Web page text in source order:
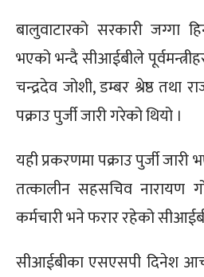
बालुवाटारको सरकारी जग्गा
भएको भन्दै सीआईबीले
चन्द्रदेव जोशी, डम्बर श्रेष्ठ तथा
पक्राउ पुर्जी जारी गरेको थियो ।
यही प्रकरणमा पक्राउ पुर्जी जारी
तत्कालीन सहसचिव नारायण
कर्मचारी भने फरार रहेको
सीआईबीका एसएसपी दिनेश